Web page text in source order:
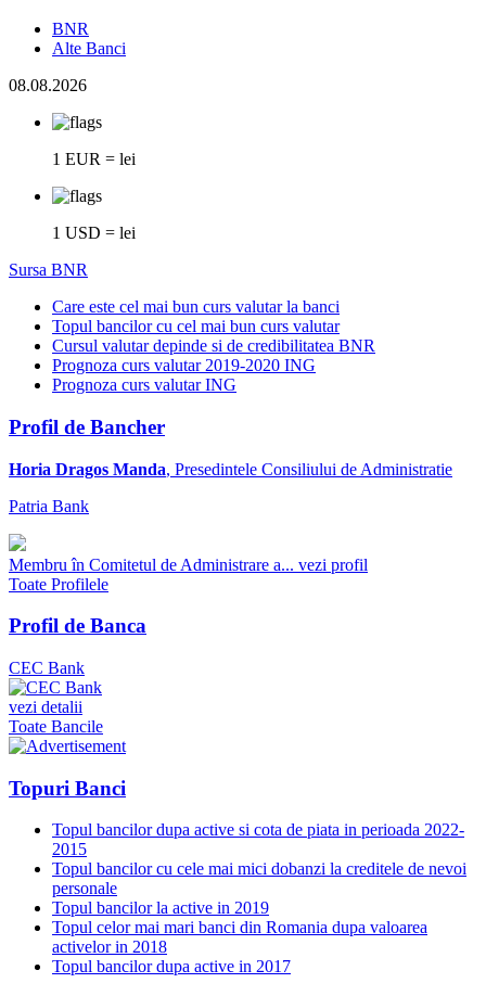
BNR
Alte Banci
08.08.2026
1 EUR = lei
1 USD = lei
Sursa BNR
Care este cel mai bun curs valutar la banci
Topul bancilor cu cel mai bun curs valutar
Cursul valutar depinde si de credibilitatea BNR
Prognoza curs valutar 2019-2020 ING
Prognoza curs valutar ING
Profil de Bancher
Horia Dragos Manda, Presedintele Consiliului de Administratie
Patria Bank
Membru în Comitetul de Administrare a... vezi profil
Toate Profilele
Profil de Banca
CEC Bank
vezi detalii
Toate Bancile
Topuri Banci
Topul bancilor dupa active si cota de piata in perioada 2022-
2015
Topul bancilor cu cele mai mici dobanzi la creditele de nevoi
personale
Topul bancilor la active in 2019
Topul celor mai mari banci din Romania dupa valoarea
activelor in 2018
Topul bancilor dupa active in 2017